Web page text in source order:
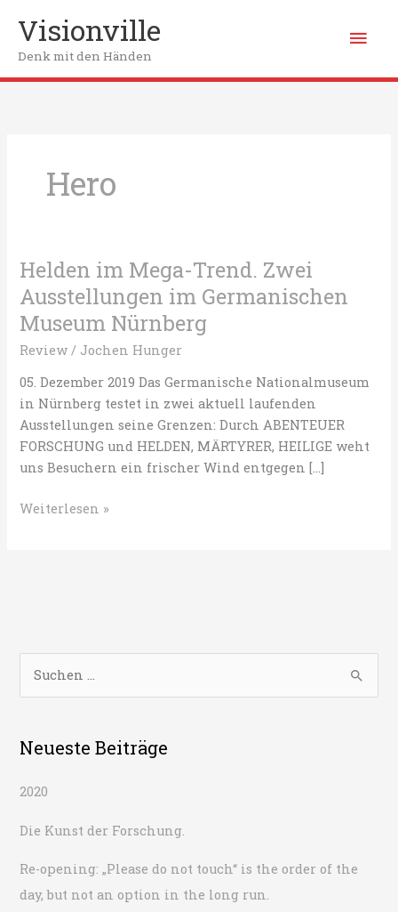
Inhalt
springen
Visionville
Denk mit den Händen
Hero
Helden im Mega-Trend. Zwei
Ausstellungen im Germanischen
Museum Nürnberg
Review / Jochen Hunger
05. Dezember 2019 Das Germanische Nationalmuseum
in Nürnberg testet in zwei aktuell laufenden
Ausstellungen seine Grenzen: Durch ABENTEUER
FORSCHUNG und HELDEN, MÄRTYRER, HEILIGE weht
uns Besuchern ein frischer Wind entgegen […]
Helden
Germanischen
Museum
Nürnberg
Weiterlesen »
h
n
c
h
Neueste Beiträge
2020
Die Kunst der Forschung.
Re-opening: „Please do not touch“ is the order of the
day, but not an option in the long run.